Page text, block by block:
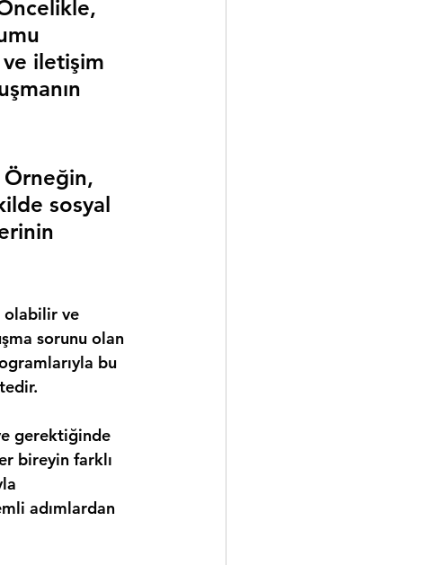
iletişim
sosyal
olabilir ve
sorunu olan
bu
gerektiğinde
bireyin farklı
adımlardan